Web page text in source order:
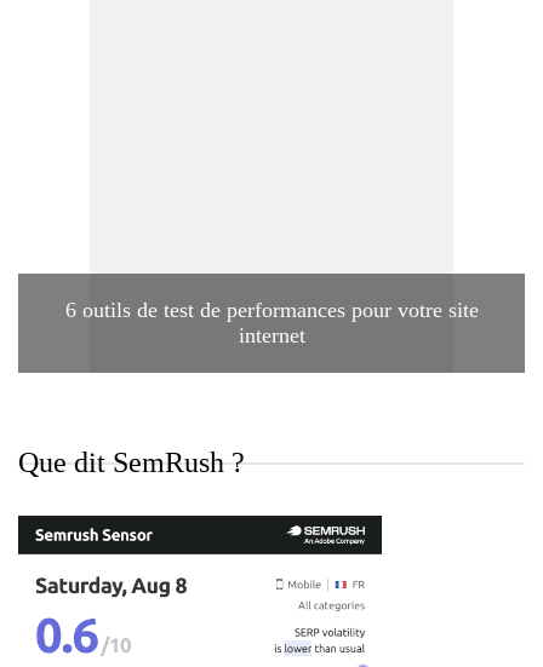
6 outils de test de performances pour votre site
internet
Que dit SemRush ?